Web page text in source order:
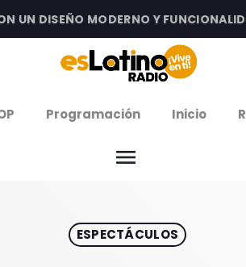
DISEÑO MODERNO Y
Programación Inicio
menu
ESTRENOS ESPECTÁCULOS